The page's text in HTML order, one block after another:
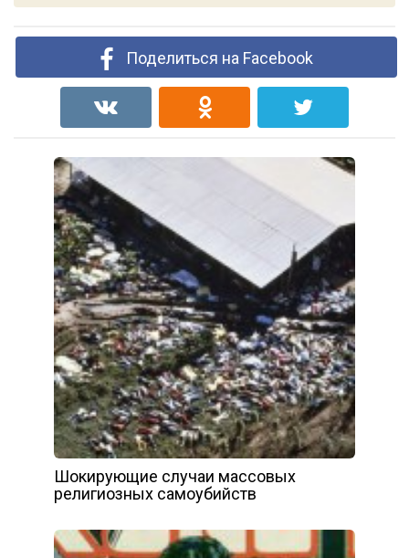
Поделиться на Facebook
Шокирующие случаи массовых
религиозных самоубийств